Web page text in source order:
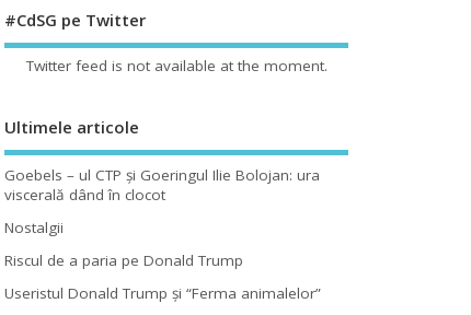
#CdSG pe Twitter
Twitter feed is not available at the moment.
Ultimele articole
Goebels – ul CTP şi Goeringul Ilie Bolojan: ura
viscerală dând în clocot
Nostalgii
Riscul de a paria pe Donald Trump
Useristul Donald Trump şi “Ferma animalelor”